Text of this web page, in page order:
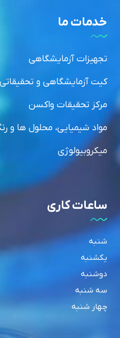
خدمات ما
تجهیزات آزمایشگاهی
کیت آزمایشگاهی و تحقیقاتی
مرکز تحقیقات واکسن
مواد شیمیایی، محلول ها و
میکروبیولوژی
ساعات کاری
شنبه
یکشنبه
دوشنبه
سه شنبه
چهار شنبه